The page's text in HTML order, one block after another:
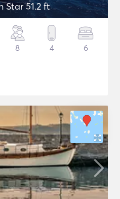
Star 51.2 ft
8 4 6